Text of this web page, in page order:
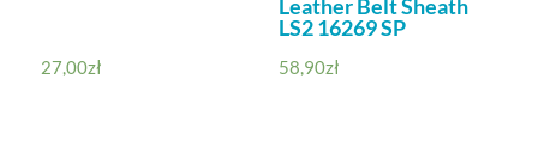
27,00zł
Leather Belt Sheath
LS2 16269 SP
58,90zł